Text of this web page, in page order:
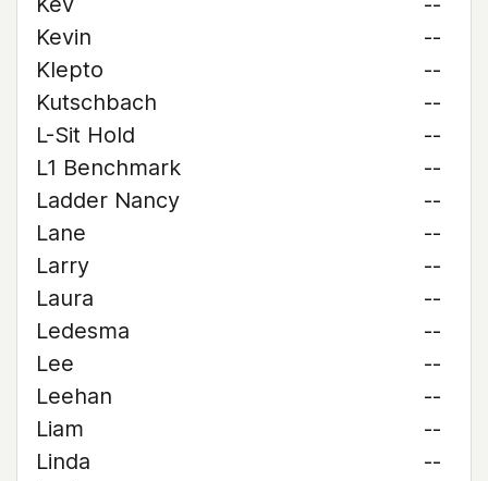
Kevin
--
Klepto
--
Kutschbach
--
L-Sit Hold
--
L1 Benchmark
--
Ladder Nancy
--
Lane
--
Larry
--
Laura
--
Ledesma
--
Lee
--
Leehan
--
Liam
--
Linda
--